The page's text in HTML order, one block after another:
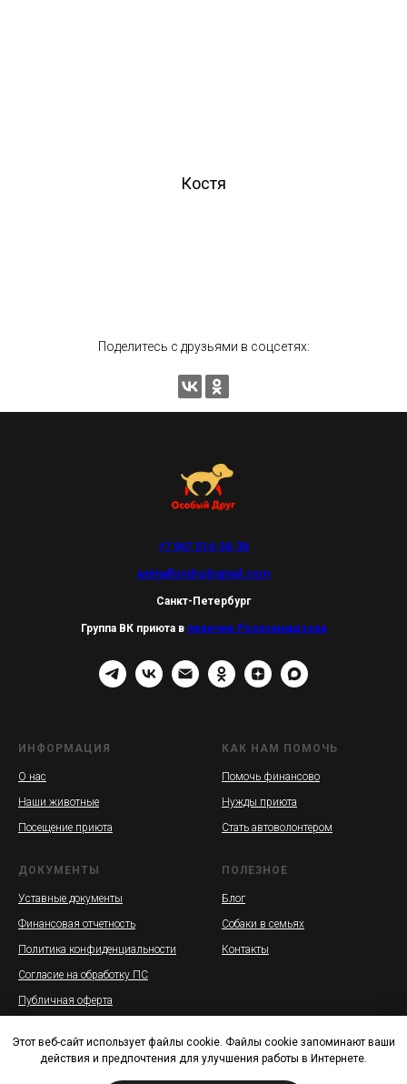
Костя
Этот веб-сайт использует файлы cookie. Файлы cookie запоминают ваши
действия и предпочтения для улучшения работы в Интернете.
Поделитесь с друзьями в соцсетях:
+7 967 514-34-36
animalfondru@gmail.com
Санкт-Петербург
Группа ВК приюта в перечне Роскомнадзора
ИНФОРМАЦИЯ
О нас
Наши животные
Посещение приюта
КАК НАМ ПОМОЧЬ
Помочь финансово
Нужды приюта
Стать автоволонтером
ДОКУМЕНТЫ
Уставные документы
Финансовая отчетность
Политика конфиденциальности
Согласие на обработку ПС
Публичная оферта
ПОЛЕЗНОЕ
Блог
Собаки в семьях
Контакты
РОБО «ОСОБЫЙ ДРУГ» ИНН 7814717520 КПП 781401001